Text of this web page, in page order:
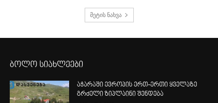
მეტის ნახვა
ბოლო სიახლეები
აჭარაში ევროპის ერთ-ერთი ყველაზე
გრძელი ზიპლაინი შენდება